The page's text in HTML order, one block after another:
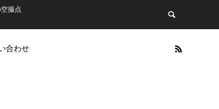
撮点
合わせ